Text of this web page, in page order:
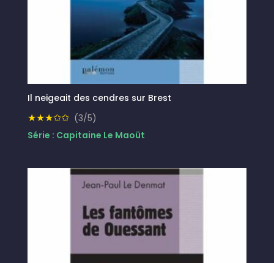
Il neigeait des cendres sur Brest
★★★✩✩ (3/5)
Série : Capitaine Le Maoüt